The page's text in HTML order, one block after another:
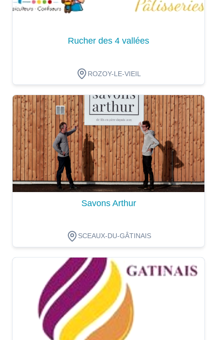
Rucher des 4 vallées
ROZOY-LE-VIEIL
Dégustation
Savons Arthur
SCEAUX-DU-GÂTINAIS
Dégustation